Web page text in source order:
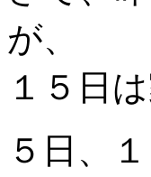
が、
１５日
５日、